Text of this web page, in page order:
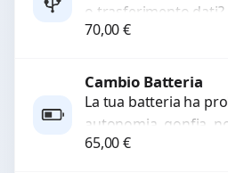
o trasferimento dati?
sostituiamo
70,00€
Procedi
Cambio Batteria
La tua batteria ha
autonomia, gonfia,
lenta o cicli di ricarica
65,00€